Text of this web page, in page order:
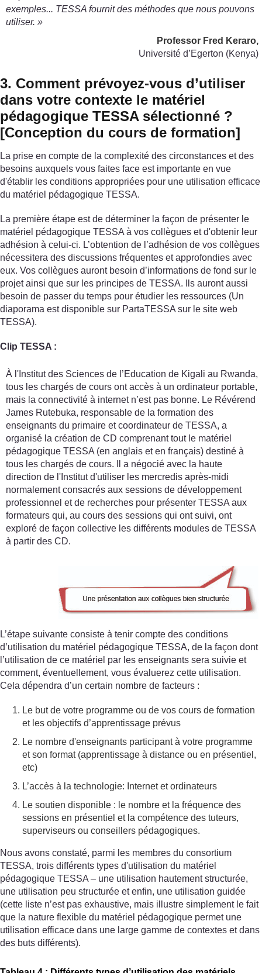
exemples... TESSA fournit des méthodes que nous pouvons
utiliser. »
Professor Fred Keraro,
Université d’Egerton (Kenya)
3. Comment prévoyez-vous d’utiliser
dans votre contexte le matériel
pédagogique TESSA sélectionné ?
[Conception du cours de formation]
La prise en compte de la complexité des circonstances et des
besoins auxquels vous faites face est importante en vue
d'établir les conditions appropriées pour une utilisation efficace
du matériel pédagogique TESSA.
La première étape est de déterminer la façon de présenter le
matériel pédagogique TESSA à vos collègues et d'obtenir leur
adhésion à celui-ci. L’obtention de l’adhésion de vos collègues
nécessitera des discussions fréquentes et approfondies avec
eux. Vos collègues auront besoin d’informations de fond sur le
projet ainsi que sur les principes de TESSA. Ils auront aussi
besoin de passer du temps pour étudier les ressources (Un
diaporama est disponible sur PartaTESSA sur le site web
TESSA).
Clip TESSA :
À l'Institut des Sciences de l’Education de Kigali au Rwanda,
tous les chargés de cours ont accès à un ordinateur portable,
mais la connectivité à internet n’est pas bonne. Le Révérend
James Rutebuka, responsable de la formation des
enseignants du primaire et coordinateur de TESSA, a
organisé la création de CD comprenant tout le matériel
pédagogique TESSA (en anglais et en français) destiné à
tous les chargés de cours. Il a négocié avec la haute
direction de l'Institut d'utiliser les mercredis après-midi
normalement consacrés aux sessions de développement
professionnel et de recherches pour présenter TESSA aux
formateurs qui, au cours des sessions qui ont suivi, ont
exploré de façon collective les différents modules de TESSA
à partir des CD.
L’étape suivante consiste à tenir compte des conditions
d’utilisation du matériel pédagogique TESSA, de la façon dont
l’utilisation de ce matériel par les enseignants sera suivie et
comment, éventuellement, vous évaluerez cette utilisation.
Cela dépendra d’un certain nombre de facteurs :
Le but de votre programme ou de vos cours de formation
et les objectifs d’apprentissage prévus
Le nombre d'enseignants participant à votre programme
et son format (apprentissage à distance ou en présentiel,
etc)
L’accès à la technologie: Internet et ordinateurs
Le soutien disponible : le nombre et la fréquence des
sessions en présentiel et la compétence des tuteurs,
superviseurs ou conseillers pédagogiques.
Nous avons constaté, parmi les membres du consortium
TESSA, trois différents types d'utilisation du matériel
pédagogique TESSA – une utilisation hautement structurée,
une utilisation peu structurée et enfin, une utilisation guidée
(cette liste n’est pas exhaustive, mais illustre simplement le fait
que la nature flexible du matériel pédagogique permet une
utilisation efficace dans une large gamme de contextes et dans
des buts différents).